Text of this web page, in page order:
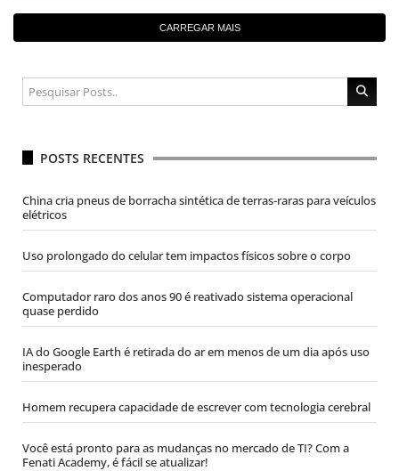
CARREGAR MAIS
POSTS RECENTES
China cria pneus de borracha sintética de terras-raras para veículos
elétricos
Uso prolongado do celular tem impactos físicos sobre o corpo
Computador raro dos anos 90 é reativado sistema operacional
quase perdido
IA do Google Earth é retirada do ar em menos de um dia após uso
inesperado
Homem recupera capacidade de escrever com tecnologia cerebral
Você está pronto para as mudanças no mercado de TI? Com a
Fenati Academy, é fácil se atualizar!